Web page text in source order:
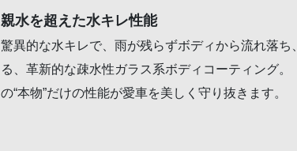
親水を超えた水キレ性能
驚異的な水キレで、雨が残らずボディから流れ落
る、革新的な疎水性ガラス系ボディコーティング。
の“本物”だけの性能が愛車を美しく守り抜きます。